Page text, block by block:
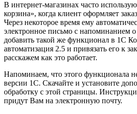
В интернет-магазинах часто
корзина», когда клиент оформляет
Через некоторое время ему
электронное письмо с напоминанием
добавить такой же функционал в 1С
автоматизация 2.5 и привязать его к
расскажем как это работает.
Напоминаем, что этого функционала
версии 1С. Скачайте и установите
обработку с этой страницы.
придут Вам на электронную почту.